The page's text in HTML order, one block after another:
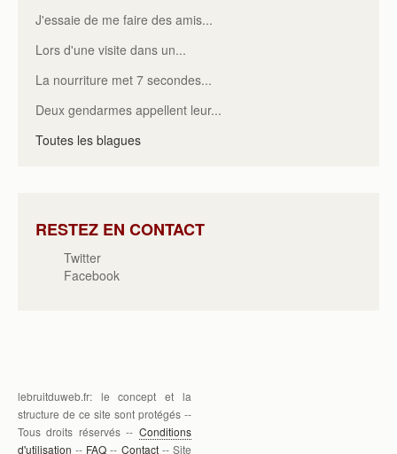
J'essaie de me faire des amis...
Lors d'une visite dans un...
La nourriture met 7 secondes...
Deux gendarmes appellent leur...
Toutes les blagues
RESTEZ EN CONTACT
Twitter
Facebook
lebruitduweb.fr: le concept et la
structure de ce site sont protégés --
Tous droits réservés -- Conditions
d'utilisation -- FAQ -- Contact-- Site